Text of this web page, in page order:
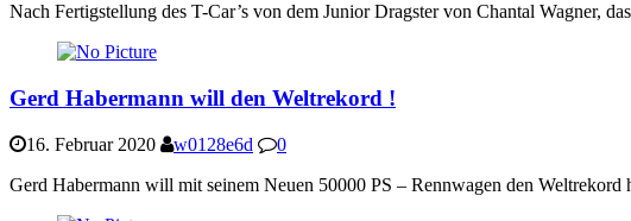
Nach Fertigstellung des T-Car’s von dem Junior Dragster von Chantal Wagner,
Gerd Habermann will den Weltrekord !
16. Februar 2020 w0128e6d
0
Gerd Habermann will mit seinem Neuen 50000 PS – Rennwagen den